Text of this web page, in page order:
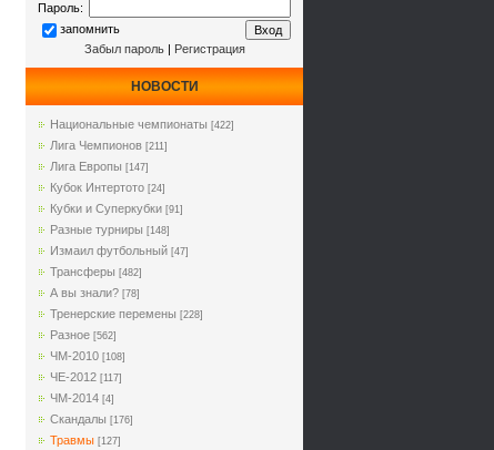
Пароль:
запомнить
Забыл пароль| Регистрация
НОВОСТИ
Национальные чемпионаты [422]
Лига Чемпионов [211]
Лига Европы [147]
Кубок Интертото [24]
Кубки и Суперкубки [91]
Разные турниры [148]
Измаил футбольный [47]
Трансферы [482]
А вы знали? [78]
Тренерские перемены [228]
Разное [562]
ЧМ-2010 [108]
ЧЕ-2012 [117]
ЧМ-2014 [4]
Cкандалы [176]
Травмы [127]